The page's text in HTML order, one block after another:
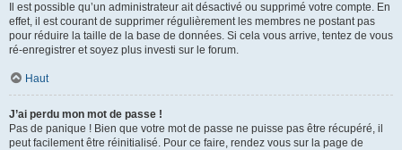
Il est possible qu’un administrateur ait désactivé ou supprimé votre compte. En
effet, il est courant de supprimer régulièrement les membres ne postant pas
pour réduire la taille de la base de données. Si cela vous arrive, tentez de vous
ré-enregistrer et soyez plus investi sur le forum.
Haut
J’ai perdu mon mot de passe !
Pas de panique ! Bien que votre mot de passe ne puisse pas être récupéré, il
peut facilement être réinitialisé. Pour ce faire, rendez vous sur la page de